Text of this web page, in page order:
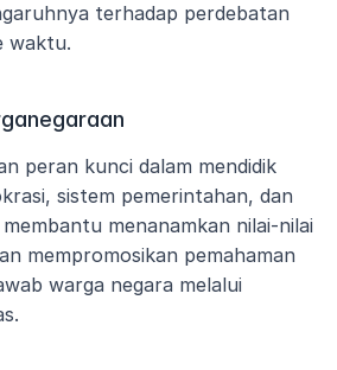
terhadap perdebatan
waktu.
peran kunci dalam mendidik
sistem pemerintahan, dan
menanamkan nilai-nilai
mempromosikan pemahaman
warga negara melalui